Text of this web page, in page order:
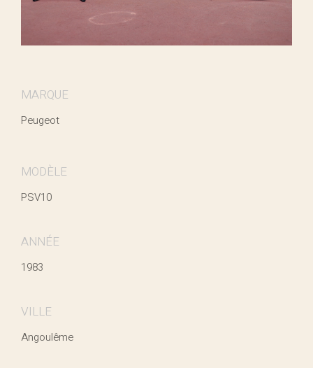
MARQUE
Peugeot
MODÈLE
PSV10
ANNÉE
1983
VILLE
Angoulême